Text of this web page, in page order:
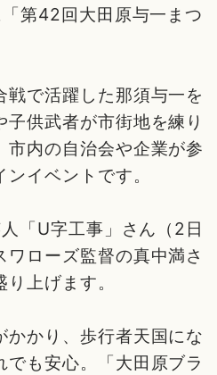
「第42回大田原与一まつ
戦で活躍した那須与一を
供武者が市街地を練り
内の自治会や企業が参
イベントです。
「U字工事」さん（2日
ローズ監督の真中満さ
上げます。
かり、歩行者天国にな
も安心。「大田原ブラ